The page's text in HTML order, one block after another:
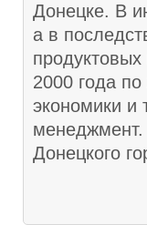
Донецке. В
а в
2000 года
экономики и
менеджмент.
Донецкого